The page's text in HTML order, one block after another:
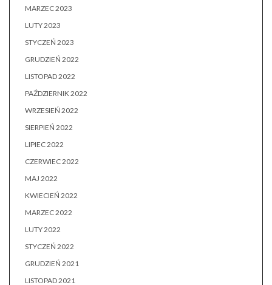
MARZEC 2023
LUTY 2023
STYCZEŃ 2023
GRUDZIEŃ 2022
LISTOPAD 2022
PAŹDZIERNIK 2022
WRZESIEŃ 2022
SIERPIEŃ 2022
LIPIEC 2022
CZERWIEC 2022
MAJ 2022
KWIECIEŃ 2022
MARZEC 2022
LUTY 2022
STYCZEŃ 2022
GRUDZIEŃ 2021
LISTOPAD 2021